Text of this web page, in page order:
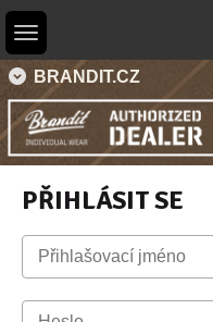
BRANDIT.CZ
PŘIHLÁSIT SE